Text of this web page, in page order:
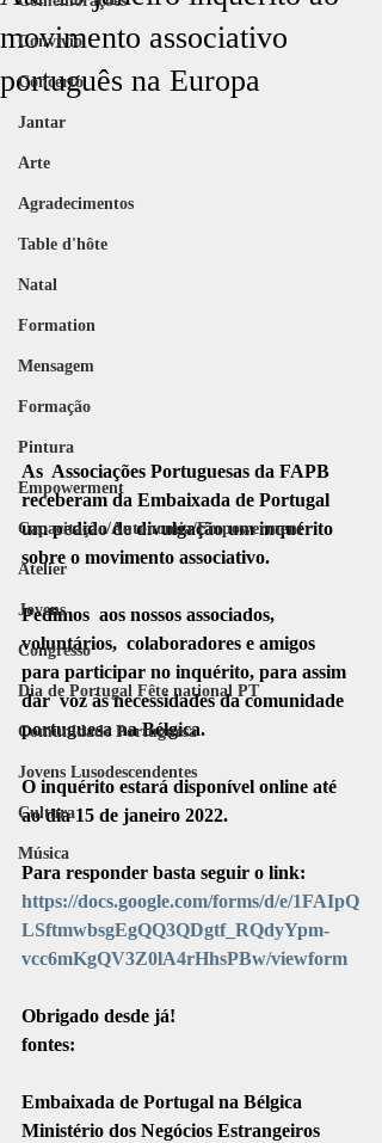
Convívio
Concerto
Jantar
Arte
Agradecimentos
Table d'hôte
Natal
Formation
Mensagem
Formação
Pintura
Empowerment
Capacitação/Autonomia/Empowerment
Atelier
Jovens
Congresso
Dia de Portugal Fête national PT
Comunidade Portuguesa
Jovens Lusodescendentes
Cultura
Música
movimento associativo
português na Europa
As  Associações Portuguesas da FAPB
receberam da Embaixada de Portugal
um pedido de divulgação um inquérito
sobre o movimento associativo.
Pedimos  aos nossos associados,
voluntários,  colaboradores e amigos
para participar no inquérito, para assim
dar  voz às necessidades da comunidade
portuguesa na Bélgica.
O inquérito estará disponível online até
ao dia 15 de janeiro 2022.
Para responder basta seguir o link:
https://docs.google.com/forms/d/e/1FAIpQ
LSftmwbsgEgQQ3QDgtf_RQdyYpm-
vcc6mKgQV3Z0lA4rHhsPBw/viewform
Obrigado desde já!
fontes:
Embaixada de Portugal na Bélgica
Ministério dos Negócios Estrangeiros